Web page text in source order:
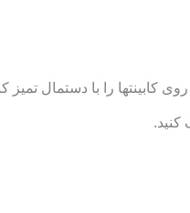
را با دستمال تمیز